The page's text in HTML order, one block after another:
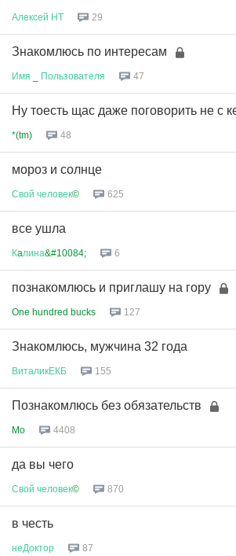
Алексей НТ 29
Знакомлюсь по интересам
Имя Пользователя 47
Ну тоесть щас даже поговорить не с
*(tm) 48
мороз и солнце
Свой человек© 625
все ушла
Кaлина&#10084; 6
познакомлюсь и приглашу на гору
One hundred bucks 127
Знакомлюсь, мужчина 32 года
ВиталикЕКБ 155
Познакомлюсь без обязательств
Mo 4408
да вы чего
Свой человек© 870
в честь
неДоктор 87